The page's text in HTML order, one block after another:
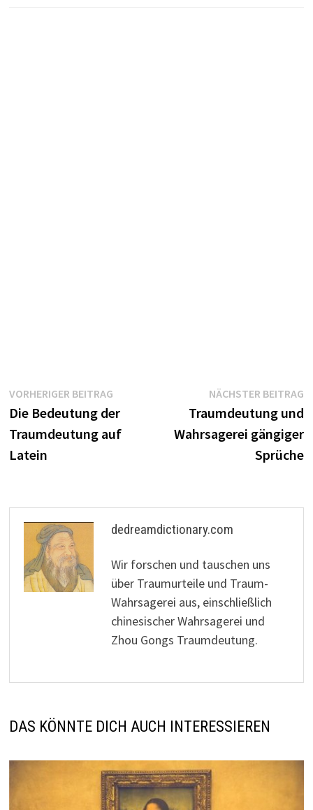
Beitragsnavigation
VORHERIGER BEITRAGVorheriger
Beitrag:
Die Bedeutung der
Traumdeutung auf
Latein
NÄCHSTER BEITRAG
Traumdeutung und
Wahrsagerei gängiger
Sprüche
dedreamdictionary.com
Wir forschen und tauschen uns
über Traumurteile und Traum-
Wahrsagerei aus, einschließlich
chinesischer Wahrsagerei und
Zhou Gongs Traumdeutung.
DAS KÖNNTE DICH AUCH INTERESSIEREN